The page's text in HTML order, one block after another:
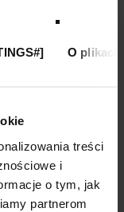
O plikach
treści
i
o tym, jak
partnerom
czy działki
Wyróżnia go
wiaty trwa